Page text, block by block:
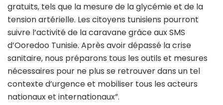
gratuits, tels que la mesure de la glycémie et de la
tension artérielle. Les citoyens tunisiens pourront
suivre l’activité de la caravane grâce aux SMS
d’Ooredoo Tunisie. Après avoir dépassé la crise
sanitaire, nous préparons tous les outils et mesures
nécessaires pour ne plus se retrouver dans un tel
contexte d’urgence et mobiliser tous les acteurs
nationaux et internationaux”.